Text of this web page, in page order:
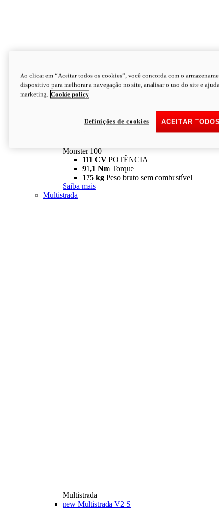
Monster
Monster 100
111 CV POTÊNCIA
91,1 Nm Torque
175 kg Peso bruto sem combustível
Saiba mais
Multistrada
Multistrada
new Multistrada V2 S
Ao clicar em “Aceitar todos os cookies”, você concorda com o
dispositivo para melhorar a navegação no site, analisar o uso do site e
marketing. Cookie policy
ACEITAR
Definições de cookies